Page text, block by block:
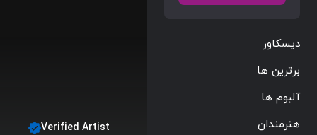
دیسکاور
برترین ها
آلبوم ها
هنرمندان
Verified Artist